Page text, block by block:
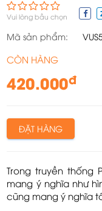
Vui lòng bầu chọn
Mã sản phẩm:
CÒN HÀNG
420.000đ
ĐẶT HÀNG
Trong truyền thống
mang ý nghĩa như
cũng mang ý nghĩa